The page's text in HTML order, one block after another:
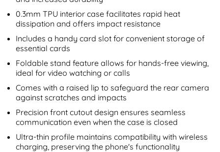
Skärmskydd Härdat Glas
rea pris
161 krtidigare pris
161 kr
Tillgänglighet:
I lager
Köp
(2017) / (2018) - Slimfit Tri-Fold Fodral - Mörk Blå
Tillgänglighet:
I lager
iPad 9.7" (2017) / (2018) -
0.3mm TPU interior case facilitates rapid heat
dissipation and offers impact resistance
Includes a handy card slot for convenient storage of
essential cards
Foldable stand feature allows for hands-free viewing,
ideal for video watching or calls
Comes with a raised lip to safeguard the rear camera
against scratches and impacts
Precision front cutout design ensures seamless
communication even when the case is closed
Ultra-thin profile maintains compatibility with wireless
charging, preserving the phone's functionality